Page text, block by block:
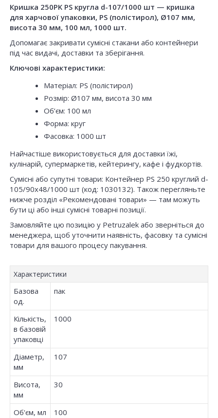
Кришка 250PK PS кругла d-107/1000 шт — кришка
для харчової упаковки, PS (полістирол), Ø107 мм,
висота 30 мм, 100 мл, 1000 шт.
Допомагає закривати сумісні стакани або контейнери
під час видачі, доставки та зберігання.
Ключові характеристики:
Матеріал: PS (полістирол)
Розмір: Ø107 мм, висота 30 мм
Об’єм: 100 мл
Форма: круг
Фасовка: 1000 шт
Найчастіше використовується для доставки їжі,
кулінарій, супермаркетів, кейтерингу, кафе і фудкортів.
Сумісні або супутні товари: Контейнер PS 250 круглий d-
105/90х48/1000 шт (код: 1030132). Також перегляньте
нижче розділ «Рекомендовані товари» — там можуть
бути ці або інші сумісні товарні позиції.
Замовляйте цю позицію у Petruzalek або зверніться до
менеджера, щоб уточнити наявність, фасовку та сумісні
товари для вашого процесу пакування.
Характеристики
Базова
од.
пак
Кількість,
в базовій
упаковці
1000
Діаметр,
мм
107
Висота,
мм
30
Об'єм, мл
100